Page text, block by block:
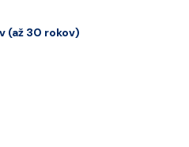
(až 30 rokov)